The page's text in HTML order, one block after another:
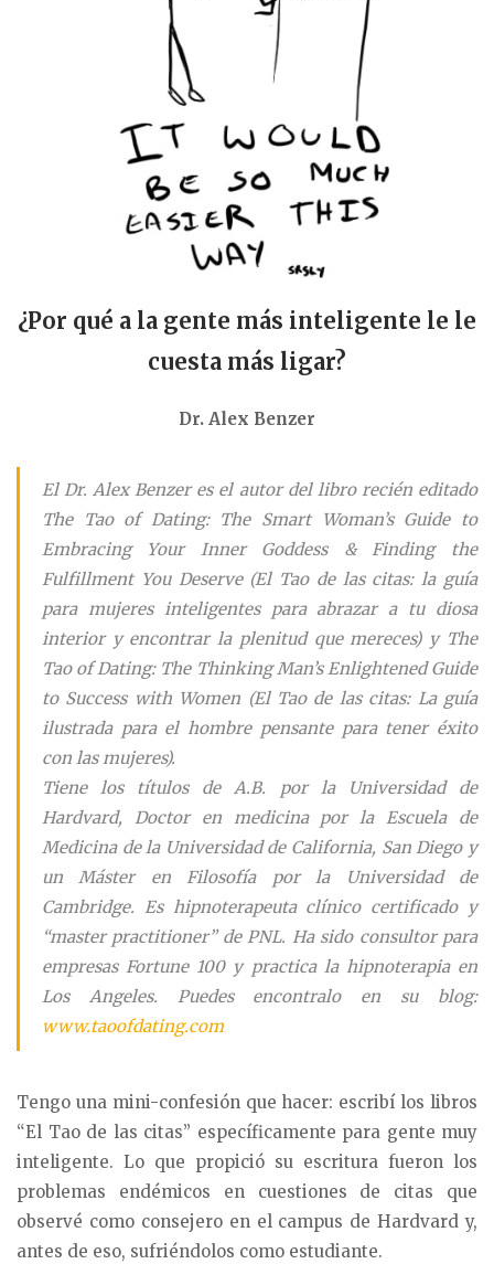
¿Por qué a la gente más inteligente le le
cuesta más ligar?
Dr. Alex Benzer
El Dr. Alex Benzer es el autor del libro recién editado
The Tao of Dating: The Smart Woman’s Guide to
Embracing Your Inner Goddess & Finding the
Fulfillment You Deserve (El Tao de las citas: la guía
para mujeres inteligentes para abrazar a tu diosa
interior y encontrar la plenitud que mereces) y The
Tao of Dating: The Thinking Man’s Enlightened Guide
to Success with Women (El Tao de las citas: La guía
ilustrada para el hombre pensante para tener éxito
con las mujeres).
Tiene los títulos de A.B. por la Universidad de
Hardvard, Doctor en medicina por la Escuela de
Medicina de la Universidad de California, San Diego y
un Máster en Filosofía por la Universidad de
Cambridge. Es hipnoterapeuta clínico certificado y
“master practitioner” de PNL. Ha sido consultor para
empresas Fortune 100 y practica la hipnoterapia en
Los Angeles. Puedes encontralo en su blog:
www.taoofdating.com
Tengo una mini-confesión que hacer: escribí los libros
“El Tao de las citas” específicamente para gente muy
inteligente. Lo que propició su escritura fueron los
problemas endémicos en cuestiones de citas que
observé como consejero en el campus de Hardvard y,
antes de eso, sufriéndolos como estudiante.